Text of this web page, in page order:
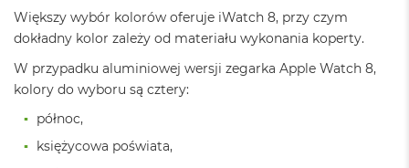
s
k
M
c
B
Większy wybór kolorów oferuje iWatch 8, przy czym
dokładny kolor zależy od materiału wykonania koperty.
W przypadku aluminiowej wersji zegarka Apple Watch 8,
kolory do wyboru są cztery:
północ,
księżycowa poświata,